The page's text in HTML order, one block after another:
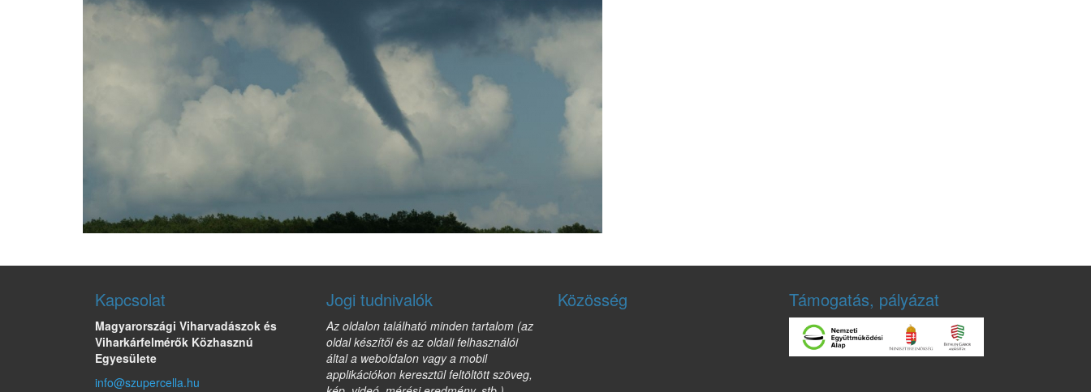
Kapcsolat
Magyarországi Viharvadászok és
Viharkárfelmérők Közhasznú
Egyesülete
info@szupercella.hu
Jogi tudnivalók
Az oldalon található minden tartalom (az
oldal készítői és az oldali felhasználói
által a weboldalon vagy a mobil
applikációkon keresztül feltöltött szöveg,
Közösség Támogatás, pályázat